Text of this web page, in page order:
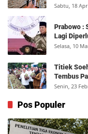
Sabtu, 18
Prabowo :
Lagi
Selasa, 10
Titiek
Tembus
Juta per
Senin, 23
Pos Populer